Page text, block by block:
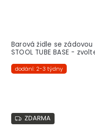
Barová židle se zádovou
STOOL TUBE BASE -
dodání: 2-3 týdny
ZDARMA